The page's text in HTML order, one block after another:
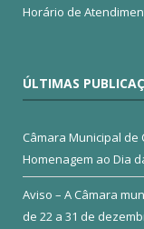
Horário de
ÚLTIMAS
Câmara Municipal
Homenagem ao Dia
Aviso – A Câmara
de 22 a 31 de